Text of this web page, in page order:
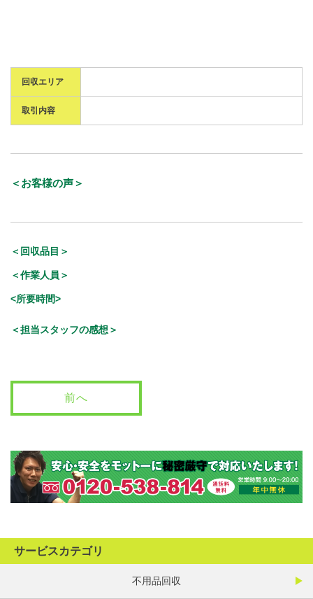
回収エリア
取引内容
＜お客様の声＞
＜回収品目＞
＜作業人員＞
<所要時間>
＜担当スタッフの感想＞
前へ
サービスカテゴリ
不用品回収